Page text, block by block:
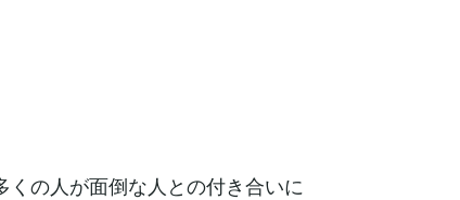
の人が面倒な人との付き合いに